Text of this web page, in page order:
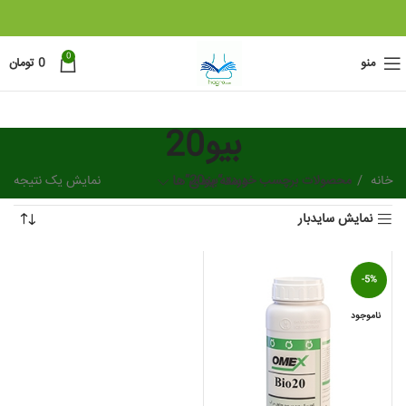
منو 0
0 تومان
بیو20
دسته بندی ها خانه محصولات برچسب خورده “بیو20”
نمایش یک نتیجه
نمایش سایدبار
-5%
ناموجود